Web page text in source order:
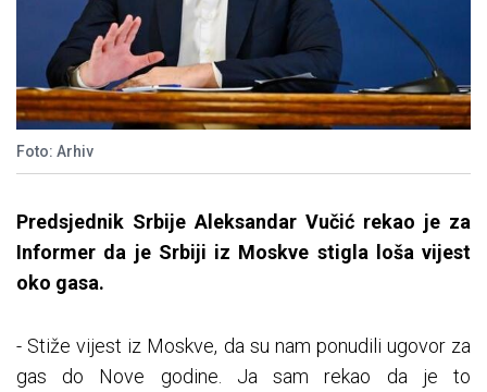
Foto: Arhiv
Predsjednik Srbije Aleksandar Vučić rekao je za
Informer da je Srbiji iz Moskve stigla loša vijest
oko gasa.
- Stiže vijest iz Moskve, da su nam ponudili ugovor za
gas do Nove godine. Ja sam rekao da je to